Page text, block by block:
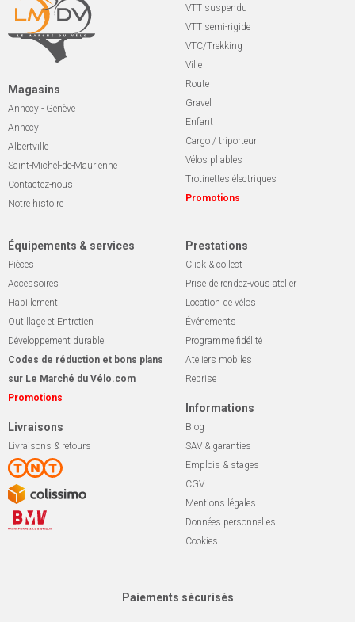
Magasins
Annecy - Genève
Annecy
Albertville
Saint-Michel-de-Maurienne
Contactez-nous
Notre histoire
VTT suspendu
VTT semi-rigide
VTC/Trekking
Ville
Route
Gravel
Enfant
Cargo / triporteur
Vélos pliables
Trotinettes électriques
Promotions
Équipements & services
Pièces
Accessoires
Habillement
Outillage et Entretien
Développement durable
Codes de réduction et bons plans
sur Le Marché du Vélo.com
Promotions
Livraisons
Livraisons & retours
Prestations
Click & collect
Prise de rendez-vous atelier
Location de vélos
Événements
Programme fidélité
Ateliers mobiles
Reprise
Informations
Blog
SAV & garanties
Emplois & stages
CGV
Mentions légales
Données personnelles
Cookies
Paiements sécurisés